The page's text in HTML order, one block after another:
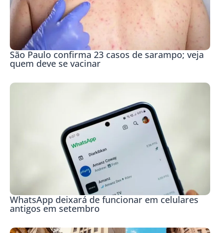
São Paulo confirma 23 casos de sarampo; veja
quem deve se vacinar
WhatsApp deixará de funcionar em celulares
antigos em setembro